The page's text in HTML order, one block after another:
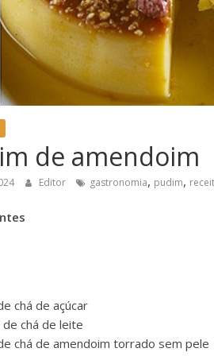
de amendoim
Editor gastronomia, pudim,
chá de açúcar
de chá de leite
chá de amendoim torrado sem pele